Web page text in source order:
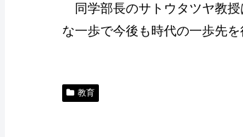
同学部長のサトウタツヤ教授
な一歩で今後も時代の一歩先
教育